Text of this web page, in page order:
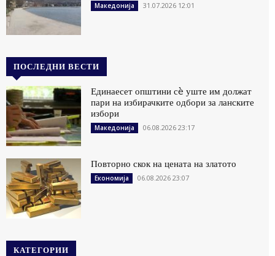
Македонија 31.07.2026 12:01
ПОСЛЕДНИ ВЕСТИ
Единаесет општини сè уште им должат
пари на избирачките одбори за ланските
избори
Македонија 06.08.2026 23:17
Повторно скок на цената на златото
Економија 06.08.2026 23:07
КАТЕГОРИИ